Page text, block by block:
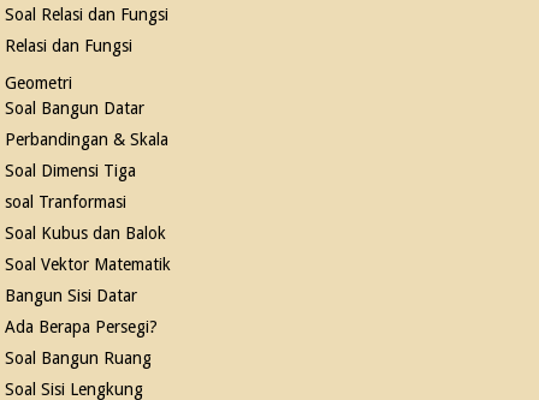
Soal Relasi dan Fungsi
Relasi dan Fungsi
Geometri
Soal Bangun Datar
Perbandingan & Skala
Soal Dimensi Tiga
soal Tranformasi
Soal Kubus dan Balok
Soal Vektor Matematik
Bangun Sisi Datar
Ada Berapa Persegi?
Soal Bangun Ruang
Soal Sisi Lengkung